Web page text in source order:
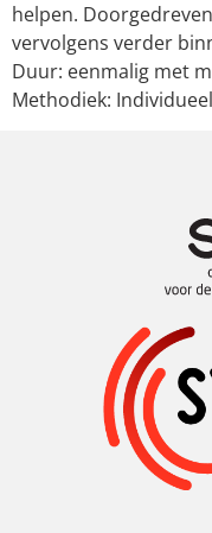
helpen.
vervolgens verder
Duur: eenmalig met
Methodiek: